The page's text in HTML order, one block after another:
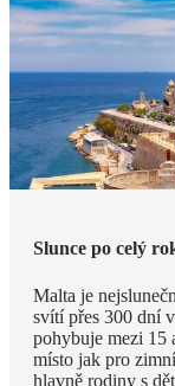
Slunce po celý
Malta je
svítí přes 300 dní
pohybuje mezi 15
místo jak pro
hlavně rodiny s